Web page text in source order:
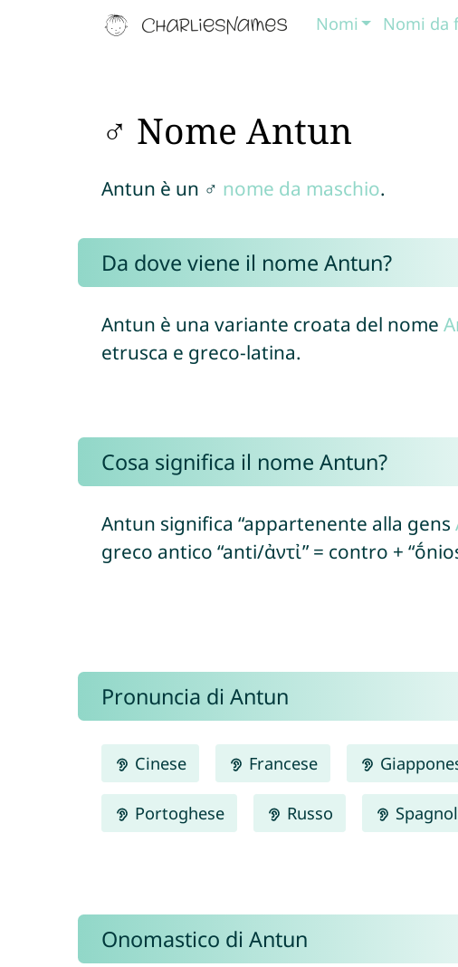
Nomi Nomi da
♂ Nome Antun
Antun è un ♂ nome da maschio.
Da dove viene il nome Antun?
Antun è una variante croata del nome
etrusca e greco-latina.
Cosa significa il nome Antun?
Antun significa “appartenente alla gens
greco antico “anti/ἀντἰ” = contro +
Pronuncia di Antun
Cinese Francese
Portoghese Russo
Onomastico di Antun